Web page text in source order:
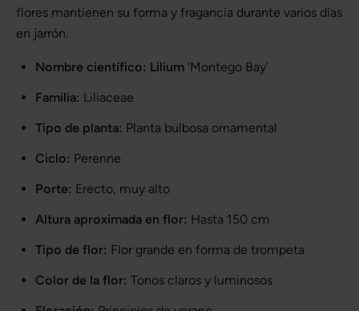
flores mantienen su forma y fragancia durante varios días
en jarrón.
Nombre científico: Lilium ‘Montego Bay’
Familia: Liliaceae
Tipo de planta: Planta bulbosa ornamental
Ciclo: Perenne
Porte: Erecto, muy alto
Altura aproximada en flor: Hasta 150 cm
Tipo de flor: Flor grande en forma de trompeta
Color de la flor: Tonos claros y luminosos